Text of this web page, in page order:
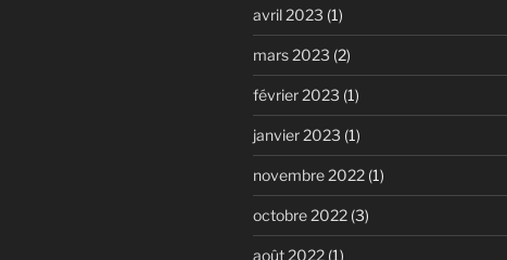
avril 2023 (1)
mars 2023 (2)
février 2023 (1)
janvier 2023 (1)
novembre 2022(1)
octobre 2022(3)
août 2022(1)